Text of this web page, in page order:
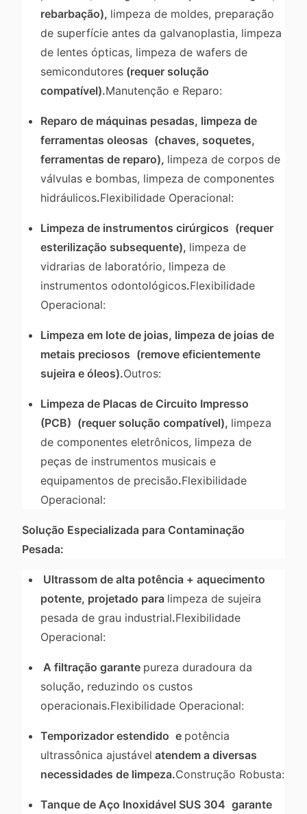
rebarbação), limpeza de moldes, preparação
de superfície antes da galvanoplastia, limpeza
de lentes ópticas, limpeza de wafers de
semicondutores (requer solução
compatível).Manutenção e Reparo:
Reparo de máquinas pesadas, limpeza de
ferramentas oleosas (chaves, soquetes,
ferramentas de reparo), limpeza de corpos de
válvulas e bombas, limpeza de componentes
hidráulicos.Flexibilidade Operacional:
Limpeza de instrumentos cirúrgicos (requer
esterilização subsequente), limpeza de
vidrarias de laboratório, limpeza de
instrumentos odontológicos.Flexibilidade
Operacional:
Limpeza em lote de joias, limpeza de joias de
metais preciosos (remove eficientemente
sujeira e óleos).Outros:
Limpeza de Placas de Circuito Impresso
(PCB) (requer solução compatível), limpeza
de componentes eletrônicos, limpeza de
peças de instrumentos musicais e
equipamentos de precisão.Flexibilidade
Operacional:
Solução Especializada para Contaminação
Pesada:
Ultrassom de alta potência + aquecimento
potente, projetado para limpeza de sujeira
pesada de grau industrial.Flexibilidade
Operacional:
A filtração garante pureza duradoura da
solução, reduzindo os custos
operacionais.Flexibilidade Operacional:
Temporizador estendido e potência
ultrassônica ajustável atendem a diversas
necessidades de limpeza.Construção Robusta:
Tanque de Aço Inoxidável SUS 304 garante